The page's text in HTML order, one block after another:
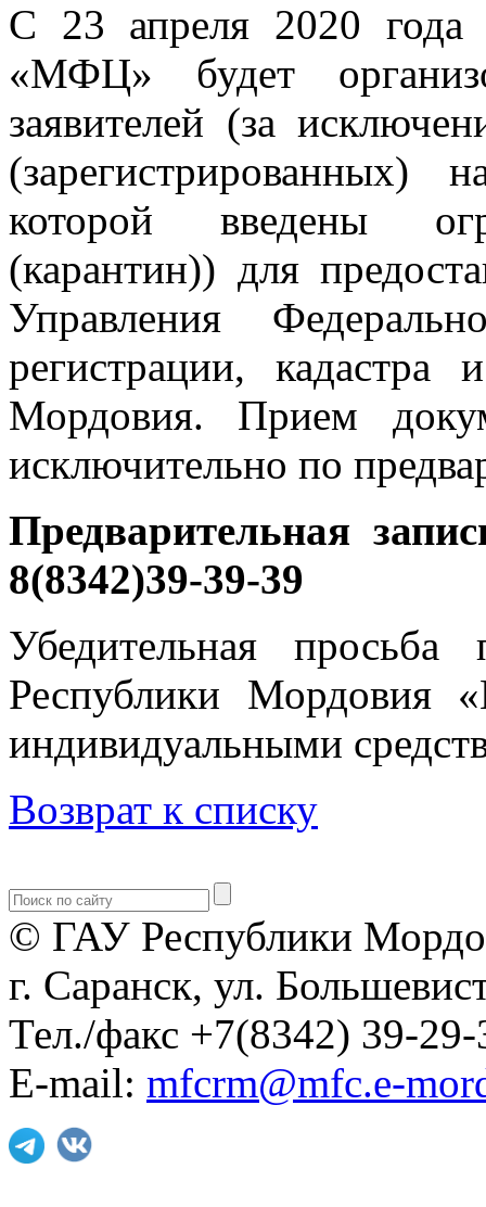
С 23 апреля 2020
«МФЦ» будет
заявителей (за
которой введены
(карантин)) для
Управления
регистрации, кадастра
Мордовия. Прием
исключительно по
Предварительная
8(8342)39-39-39
Убедительная
Республики Мордовия
индивидуальными
Возврат к списку
© ГАУ Республики
г. Саранск, ул.
Тел./факс +7(8342) 39-29-
E-mail: mfcrm@mfc.e-